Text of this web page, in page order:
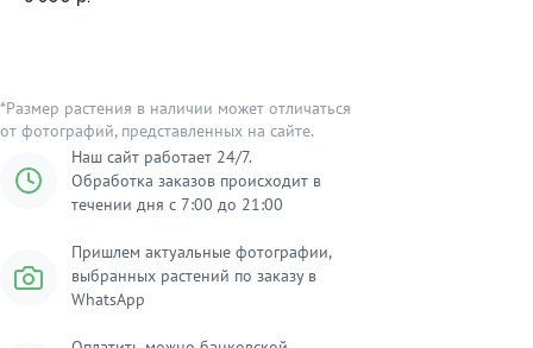
*Размер растения в наличии может отличаться
от фотографий, представленных на сайте.
Наш сайт работает 24/7.
Обработка заказов происходит в
течении дня с 7:00 до 21:00
Пришлем актуальные фотографии,
выбранных растений по заказу в
WhatsApp